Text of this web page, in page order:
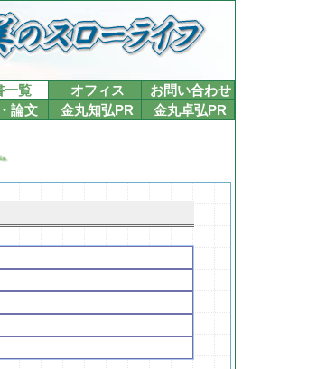
一覧 オフィス
お問い合わせ
論文 金丸知弘PR 金丸卓弘PR